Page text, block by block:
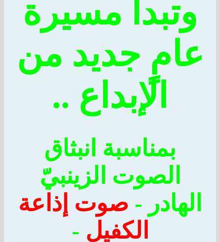
مسيرة
جديد من
الإبداع ..
بمناسبة انبثاق
الصوت الزينبيّ
-صوت إذاعة
الكفيل-